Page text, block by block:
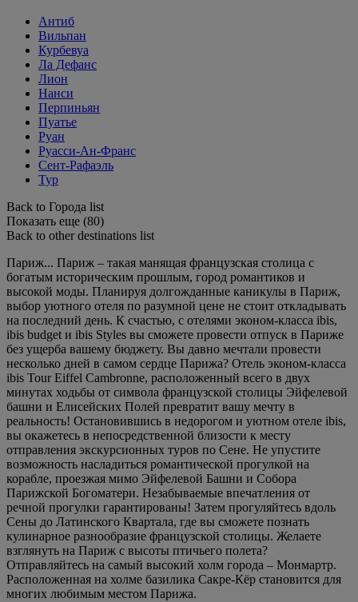
Антиб
Вильпан
Курбевуа
Ла Дефанс
Лион
Нанси
Перпиньян
Пуатье
Руан
Руасси-Ан-Франс
Сент-Рафаэль
Тур
Back to Города list
Показать еще (80)
Back to other destinations list
Париж... Париж – такая манящая французская столица с
богатым историческим прошлым, город романтиков и
высокой моды. Планируя долгожданные каникулы в Париж,
выбор уютного отеля по разумной цене не стоит откладывать
на последний день. К счастью, с отелями эконом-класса ibis,
ibis budget и ibis Styles вы сможете провести отпуск в Париже
без ущерба вашему бюджету. Вы давно мечтали провести
несколько дней в самом сердце Парижа? Отель эконом-класса
ibis Tour Eiffel Cambronne, расположенный всего в двух
минутах ходьбы от символа французской столицы Эйфелевой
башни и Елисейских Полей превратит вашу мечту в
реальность! Остановившись в недорогом и уютном отеле ibis,
вы окажетесь в непосредственной близости к месту
отправления экскурсионных туров по Сене. Не упустите
возможность насладиться романтической прогулкой на
корабле, проезжая мимо Эйфелевой Башни и Собора
Парижской Богоматери. Незабываемые впечатления от
речной прогулки гарантированы! Затем прогуляйтесь вдоль
Сены до Латинского Квартала, где вы сможете познать
кулинарное разнообразие французской столицы. Желаете
взглянуть на Париж с высоты птичьего полета?
Отправляйтесь на самый высокий холм города – Монмартр.
Расположенная на холме базилика Сакре-Кёр становится для
многих любимым местом Парижа.